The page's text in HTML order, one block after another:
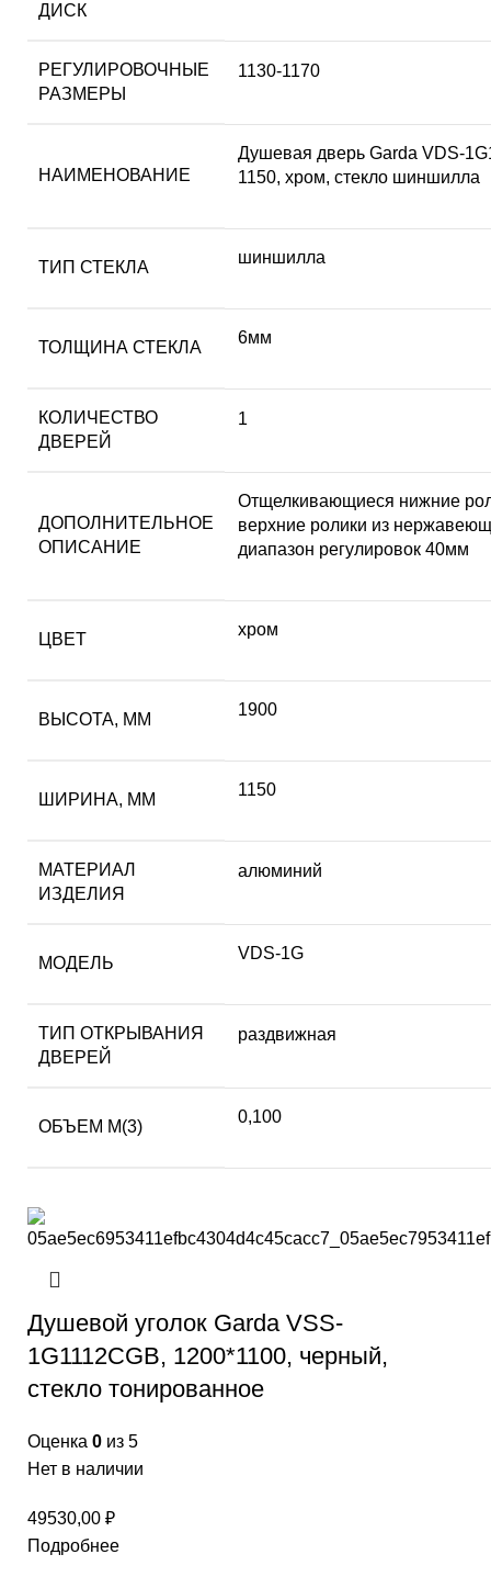
ДИСК
РЕГУЛИРОВОЧНЫЕ
РАЗМЕРЫ
1130-1170
НАИМЕНОВАНИЕ
Душевая дверь Garda VDS-
1150, хром, стекло шиншилла
ТИП СТЕКЛА
шиншилла
ТОЛЩИНА СТЕКЛА
6мм
КОЛИЧЕСТВО
ДВЕРЕЙ
1
ДОПОЛНИТЕЛЬНОЕ
ОПИСАНИЕ
Отщелкивающиеся нижние
верхние ролики из
диапазон регулировок 40мм
ЦВЕТ
хром
ВЫСОТА, ММ
1900
ШИРИНА, ММ
1150
МАТЕРИАЛ
ИЗДЕЛИЯ
алюминий
МОДЕЛЬ
VDS-1G
ТИП ОТКРЫВАНИЯ
ДВЕРЕЙ
раздвижная
ОБЪЕМ М(3)
0,100
Душевой уголок Garda VSS-
1G1112CGB, 1200*1100, черный,
стекло тонированное
Оценка 0 из 5
Нет в наличии
49530,00 ₽
Подробнее